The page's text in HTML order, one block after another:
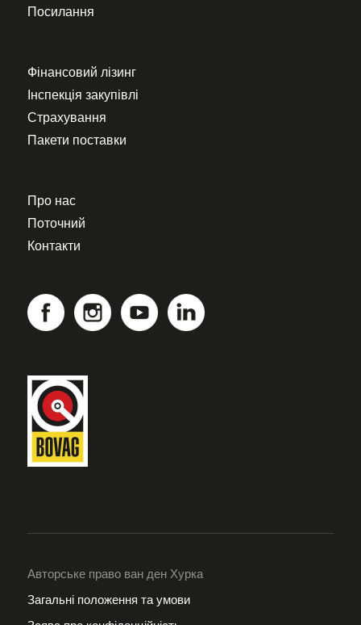
Посилання
Фінансовий лізинг
Інспекція закупівлі
Страхування
Пакети поставки
Про нас
Поточний
Контакти
Авторське право ван ден Хурка
Загальні положення та умови